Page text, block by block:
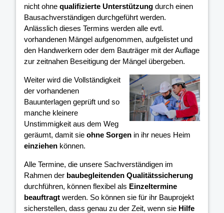
nicht ohne qualifizierte Unterstützung durch einen
Bausachverständigen durchgeführt werden.
Anlässlich dieses Termins werden alle evtl.
vorhandenen Mängel aufgenommen, aufgelistet und
den Handwerkern oder dem Bauträger mit der Auflage
zur zeitnahen Beseitigung der Mängel übergeben.
Weiter wird die Vollständigkeit
der vorhandenen
Bauunterlagen geprüft und so
manche kleinere
Unstimmigkeit aus dem Weg
geräumt, damit sie ohne Sorgen in ihr neues Heim
einziehen können.
Alle Termine, die unsere Sachverständigen im
Rahmen der baubegleitenden Qualitätssicherung
durchführen, können flexibel als Einzeltermine
beauftragt werden. So können sie für ihr Bauprojekt
sicherstellen, dass genau zu der Zeit, wenn sie Hilfe